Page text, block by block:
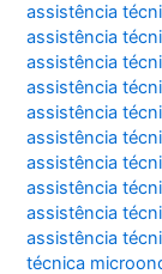
assistência
assistência
assistência
assistência
assistência
assistência
assistência
assistência
assistência
assistência
técnica